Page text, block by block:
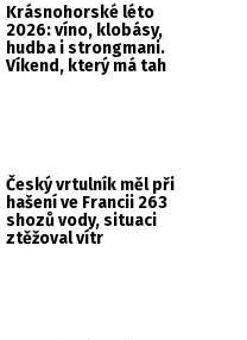
Krásnohorské léto
2026: víno, klobásy,
hudba i strongmani.
Víkend, který má tah
Český vrtulník měl při
hašení ve Francii 263
shozů vody, situaci
ztěžoval vítr